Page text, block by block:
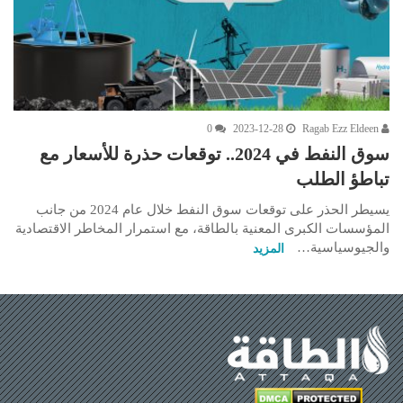
2023-12-28
0
سوق النفط في 2024.. توقعات حذرة للأسعار مع
تباطؤ الطلب
يسيطر الحذر على توقعات سوق النفط خلال عام 2024 من جانب
المؤسسات الكبرى المعنية بالطاقة، مع استمرار المخاطر الاقتصادية
والجيوسياسية…
المزيد